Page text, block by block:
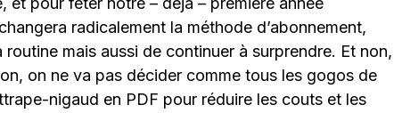
radicalement la méthode d’abonnement,
mais aussi de continuer à surprendre. Et non,
on ne va pas décider comme tous les gogos de
nigaud en PDF pour réduire les couts et les